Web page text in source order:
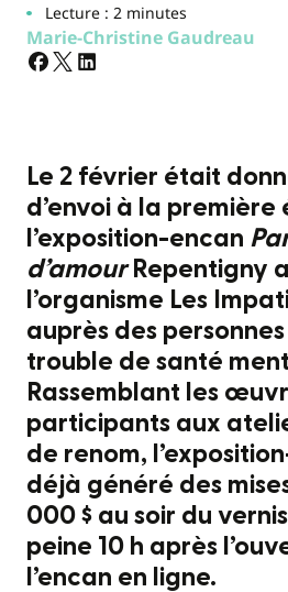
Lecture : 2 minutes
Marie-Christine Gaudreau
Le 2 février était
d’envoi à la première
l’exposition-encan
d’amourRepentigny
l’organisme Les
auprès des
trouble de santé
Rassemblant les
participants aux
de renom,
déjà généré des
000 $ au soir du
peine 10 h après
l’encan en ligne.